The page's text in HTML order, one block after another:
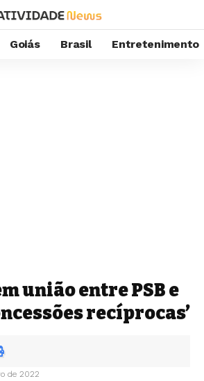
Goiás Brasil Entretenimento
união entre PSB e
recíprocas’
de 2022